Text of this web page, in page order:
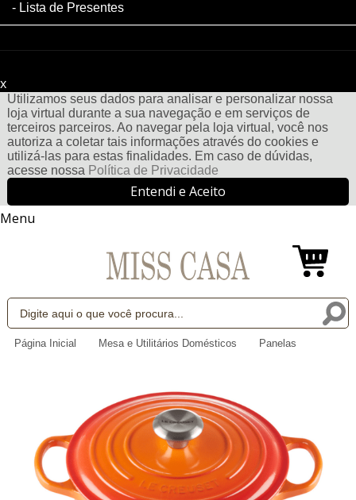
Lista de Presentes
x
Utilizamos seus dados para analisar e personalizar nossa
loja virtual durante a sua navegação e em serviços de
terceiros parceiros. Ao navegar pela loja virtual, você nos
autoriza a coletar tais informações através do cookies e
utilizá-las para estas finalidades. Em caso de dúvidas,
acesse nossa Política de Privacidade
Entendi e Aceito
Menu
Página Inicial Mesa e Utilitários Domésticos Panelas